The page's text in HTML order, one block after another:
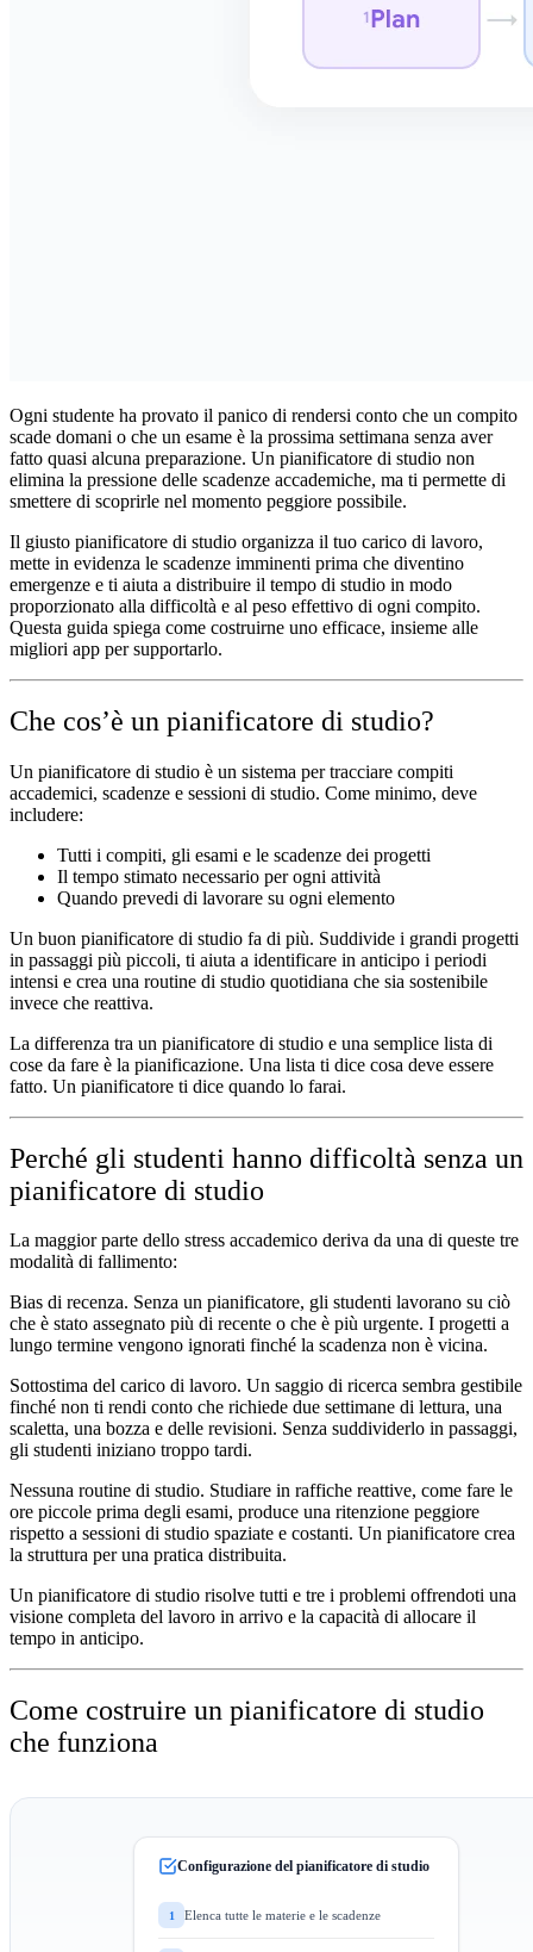
Ogni studente ha provato il panico di rendersi conto che un compito
scade domani o che un esame è la prossima settimana senza aver
fatto quasi alcuna preparazione. Un pianificatore di studio non
elimina la pressione delle scadenze accademiche, ma ti permette di
smettere di scoprirle nel momento peggiore possibile.
Il giusto pianificatore di studio organizza il tuo carico di lavoro,
mette in evidenza le scadenze imminenti prima che diventino
emergenze e ti aiuta a distribuire il tempo di studio in modo
proporzionato alla difficoltà e al peso effettivo di ogni compito.
Questa guida spiega come costruirne uno efficace, insieme alle
migliori app per supportarlo.
Che cos’è un pianificatore di studio?
Un pianificatore di studio è un sistema per tracciare compiti
accademici, scadenze e sessioni di studio. Come minimo, deve
includere:
Tutti i compiti, gli esami e le scadenze dei progetti
Il tempo stimato necessario per ogni attività
Quando prevedi di lavorare su ogni elemento
Un buon pianificatore di studio fa di più. Suddivide i grandi progetti
in passaggi più piccoli, ti aiuta a identificare in anticipo i periodi
intensi e crea una routine di studio quotidiana che sia sostenibile
invece che reattiva.
La differenza tra un pianificatore di studio e una semplice lista di
cose da fare è la pianificazione. Una lista ti dice cosa deve essere
fatto. Un pianificatore ti dice quando lo farai.
Perché gli studenti hanno difficoltà senza un
pianificatore di studio
La maggior parte dello stress accademico deriva da una di queste tre
modalità di fallimento:
Bias di recenza. Senza un pianificatore, gli studenti lavorano su ciò
che è stato assegnato più di recente o che è più urgente. I progetti a
lungo termine vengono ignorati finché la scadenza non è vicina.
Sottostima del carico di lavoro. Un saggio di ricerca sembra gestibile
finché non ti rendi conto che richiede due settimane di lettura, una
scaletta, una bozza e delle revisioni. Senza suddividerlo in passaggi,
gli studenti iniziano troppo tardi.
Nessuna routine di studio. Studiare in raffiche reattive, come fare le
ore piccole prima degli esami, produce una ritenzione peggiore
rispetto a sessioni di studio spaziate e costanti. Un pianificatore crea
la struttura per una pratica distribuita.
Un pianificatore di studio risolve tutti e tre i problemi offrendoti una
visione completa del lavoro in arrivo e la capacità di allocare il
tempo in anticipo.
Come costruire un pianificatore di studio
che funziona
Configurazione del pianificatore di studio
1 Elenca tutte le materie e le scadenze